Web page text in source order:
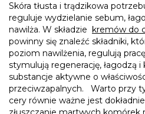
Skóra tłusta i trądzikowa
reguluje wydzielanie sebum,
nawilża. W składzie kremów do
powinny się znaleźć składniki,
poziom nawilżenia, regulują
stymulują regenerację, łagodzą i
substancje aktywne o
przeciwzapalnych. Warto przy
cery równie ważne jest dokładnie